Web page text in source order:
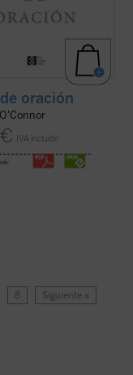
oración
€ IVA incluido
8 Siguiente »